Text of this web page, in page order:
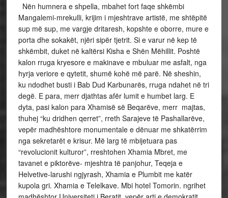
Nën humnera e shpella, mbahet fort faqe shkëmbi
Mangalemi-mrekulli, krijim i mjeshtrave artistë, me shtëpitë
sup më sup, me vargje dritaresh, kopshte e oborre, mure e
porta dhe sokakët, njëri sipër tjetrit. Si e varur në kep të
shkëmbit, duket në kaltërsi Kisha e Shën Mëhillit. Poshtë
kalon rruga kryesore e makinave e mbuluar me asfalt, nga
hyrja veriore e qytetit, shumë kohë më parë. Në sheshin,
ku ndodhet busti i Bab Dud Karbunarës, rruga ndahet në tri
degë. E para, merr djathtas afër lumit e humbet larg. E
dyta, pasi kalon para Xhamisë së Beqarëve, merr majtas,
thuhej “ku dridhen qerret”, rreth Sarajeve të Pashallarëve,
vepër madhështore monumentale e dënuar me shkatërrim
nga sekretarët e krisur. Më larg të mbijetuara pas
“revolucionit kulturor”, rreshtohen Xhamia Mbret, me
tavanet e piktorëve- mjeshtra të panjohur, Teqeja e
Helvetive-larushi ngjyrash, Xhamia e Plumbit me katër
kupola gri. Xhamia e Telelkave. Mbi hotel Tomorin. ngrihet